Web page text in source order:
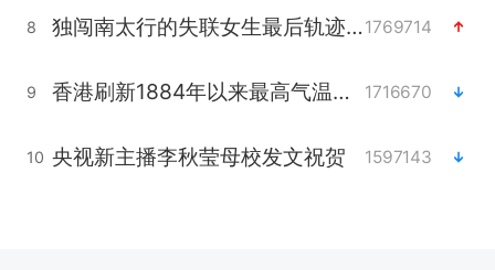
8 独闯南太行的失联女生最后轨迹已确认1769714
9 香港刷新1884年以来最高气温纪录 1716670
10 央视新主播李秋莹母校发文祝贺 1597143